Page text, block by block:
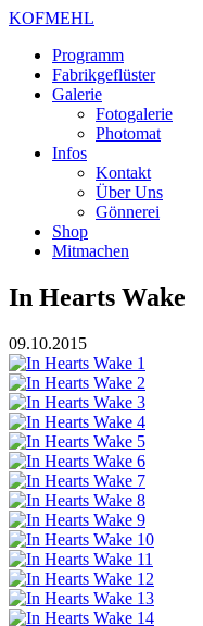
KOFMEHL
Programm
Fabrikgeflüster
Galerie
Fotogalerie
Photomat
Infos
Kontakt
Über Uns
Gönnerei
Shop
Mitmachen
In Hearts Wake
09.10.2015